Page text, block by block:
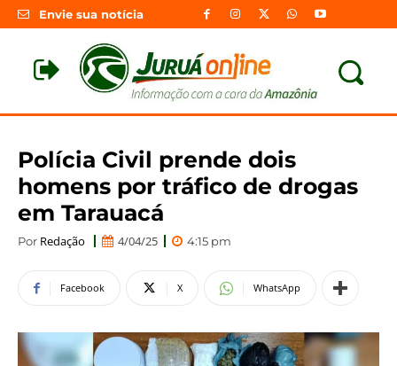
Envie sua notícia
Polícia Civil prende dois
homens por tráfico de drogas
em Tarauacá
Por Redação 4/04/25 4:15 pm
Facebook X WhatsApp